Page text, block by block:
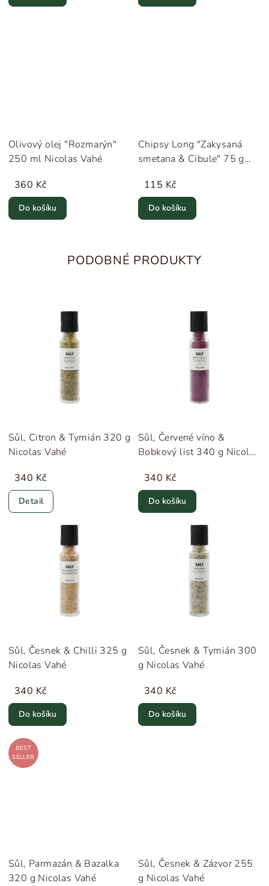
Olivový olej "Rozmarýn"
250 ml Nicolas Vahé
360 Kč
Do košíku
Chipsy Long "Zakysaná
smetana & Cibule" 75 g
115 Kč
Do košíku
PODOBNÉ PRODUKTY
Sůl, Citron & Tymián 320 g
Nicolas Vahé
340 Kč
Detail
Sůl, Červené víno &
Bobkový list 340 g Nicolas
340 Kč
Do košíku
Sůl, Česnek & Chilli 325 g
Nicolas Vahé
340 Kč
Do košíku
Sůl, Česnek & Tymián 300
g Nicolas Vahé
340 Kč
Do košíku
BEST
SELLER
Sůl, Parmazán & Bazalka
320 g Nicolas Vahé
Sůl, Česnek & Zázvor 255
g Nicolas Vahé